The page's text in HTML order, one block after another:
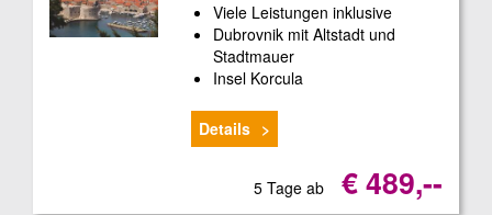
Viele Leistungen inklusive
Dubrovnik mit Altstadt und
Stadtmauer
Insel Korcula
Details
5 Tage ab € 489,--